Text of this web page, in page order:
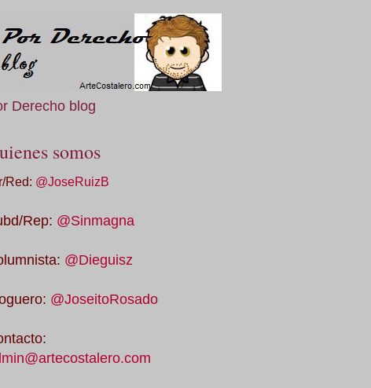
Derecho blog
somos
Red: @JoseRuizB
Rep: @Sinmagna
@Dieguisz
@JoseitoRosado